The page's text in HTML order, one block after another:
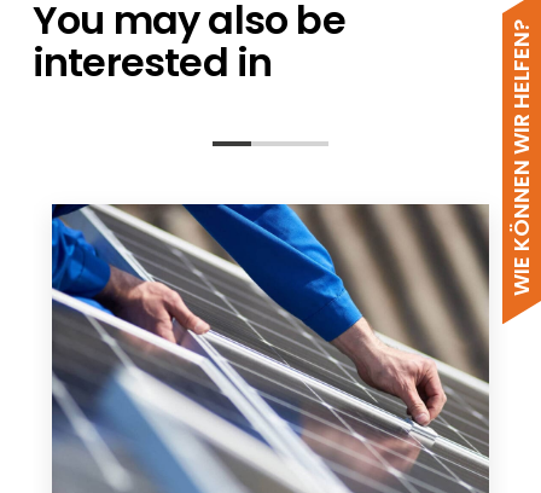
WIE KÖNNEN WIR HELFEN?
You may also be
interested in